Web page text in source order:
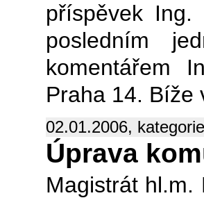
příspěvek
posledním
komentářem
Praha 14. Bíže
02.01.2006,
Úprava
Magistrát hl.m.